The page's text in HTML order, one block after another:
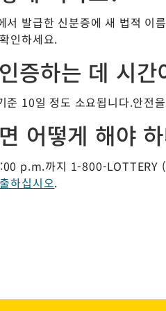
서 발급한 신분증에 새 법적
인하세요.
증하는 데 시
준 10일 정도 소요됩니다.안전
어떻게 해야
p.m.까지 1-800-
하십시오.